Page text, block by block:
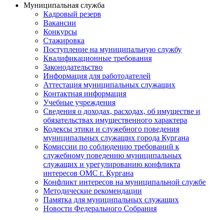
Муниципальная служба
Кадровый резерв
Вакансии
Конкурсы
Стажировка
Поступление на муниципальную службу
Квалификационные требования
Законодательство
Информация для работодателей
Аттестация муниципальных служащих
Контактная информация
Учебные учреждения
Сведения о доходах, расходах, об имуществе и
обязательствах имущественного характера
Кодексы этики и служебного поведения
муниципальных служащих города Кургана
Комиссии по соблюдению требований к
служебному поведению муниципальных
служащих и урегулированию конфликта
интересов ОМС г. Кургана
Конфликт интересов на муниципальной службе
Методические рекомендации
Памятка для муниципальных служащих
Новости Федерального Cобрания